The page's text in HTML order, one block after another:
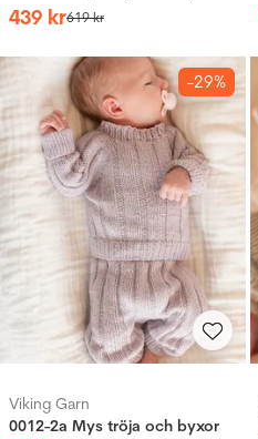
439 kr619kr
-29%
Viking Garn
0012-2a Mys tröja och byxor